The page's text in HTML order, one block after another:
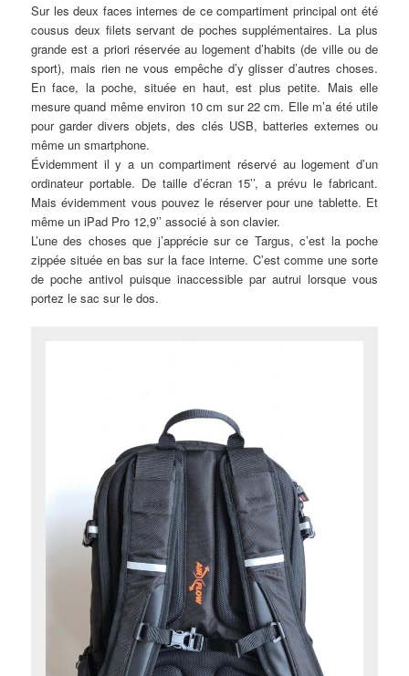
Sur les deux faces internes de ce compartiment principal ont été
cousus deux filets servant de poches supplémentaires. La plus
grande est a priori réservée au logement d’habits (de ville ou de
sport), mais rien ne vous empêche d’y glisser d’autres choses.
En face, la poche, située en haut, est plus petite. Mais elle
mesure quand même environ 10 cm sur 22 cm. Elle m’a été utile
pour garder divers objets, des clés USB, batteries externes ou
même un smartphone.
Évidemment il y a un compartiment réservé au logement d’un
ordinateur portable. De taille d’écran 15’’, a prévu le fabricant.
Mais évidemment vous pouvez le réserver pour une tablette. Et
même un iPad Pro 12,9’’ associé à son clavier.
L’une des choses que j’apprécie sur ce Targus, c’est la poche
zippée située en bas sur la face interne. C’est comme une sorte
de poche antivol puisque inaccessible par autrui lorsque vous
portez le sac sur le dos.